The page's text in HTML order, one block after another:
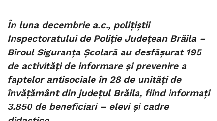
În luna decembrie a.c., polițiștii
Inspectoratului de Poliție Județean Brăila –
Biroul Siguranța Școlară au desfășurat 195
de activități de informare și prevenire a
faptelor antisociale în 28 de unități de
învățământ din județul Brăila, fiind informați
3.850 de beneficiari – elevi și cadre